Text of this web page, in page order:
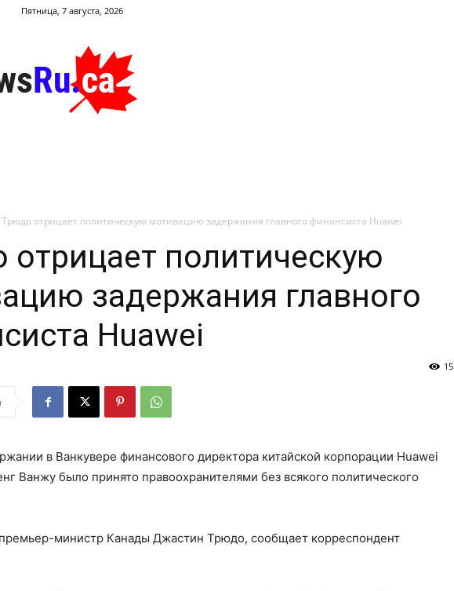
Пятница, 7 августа, 2026
NewsRu.Ca
Трюдо отрицает политическую мотивацию задержания главного финансиста Huawei
политическую
задержания главного
Huawei
15
в Ванкувере финансового директора китайской корпорации Huawei
Ванжу было принято правоохранителями без всякого политического
министр Канады Джастин Трюдо, сообщает корреспондент